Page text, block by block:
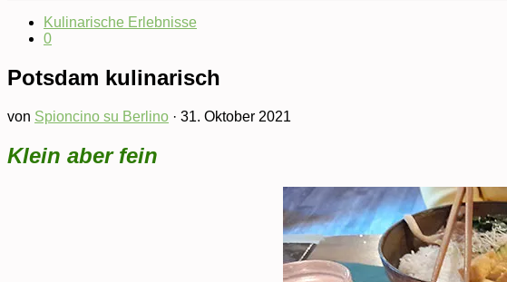
Kulinarische Erlebnisse
0
Potsdam kulinarisch
von Spioncino su Berlino · 31. Oktober 2021
Klein aber fein